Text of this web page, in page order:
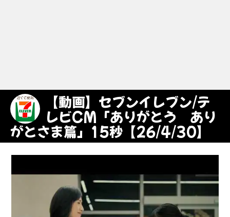
【動画】セブンイレブン/テ
レビCM「ありがとう あり
がとさま篇」15秒【26/4/30】